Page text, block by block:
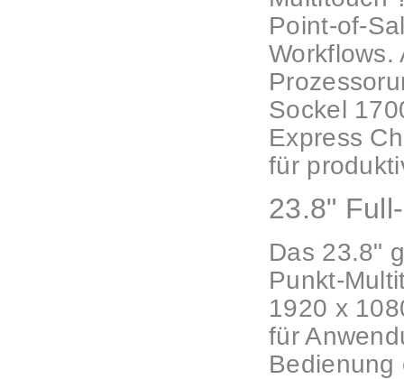
Point-of-
Sockel
Express
für
23.8"
Das 23.8"
Punkt-
1920 x
für
Bedienung